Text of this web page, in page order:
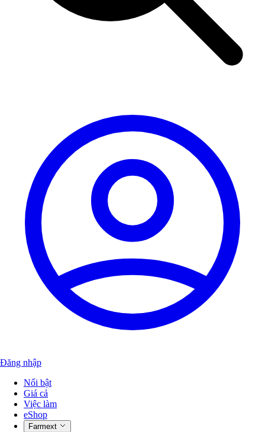
Đăng nhập
Nổi bật
Giá cả
Việc làm
eShop
Farmext